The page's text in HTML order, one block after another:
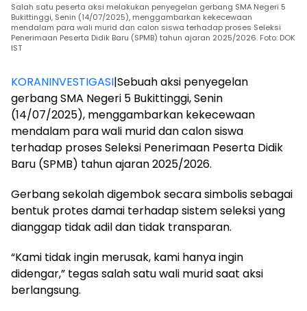
Salah satu peserta aksi melakukan penyegelan gerbang SMA Negeri 5
Bukittinggi, Senin (14/07/2025), menggambarkan kekecewaan
mendalam para wali murid dan calon siswa terhadap proses Seleksi
Penerimaan Peserta Didik Baru (SPMB) tahun ajaran 2025/2026. Foto: DOK
IST
KORANINVESTIGASI|Sebuah aksi penyegelan
gerbang SMA Negeri 5 Bukittinggi, Senin
(14/07/2025), menggambarkan kekecewaan
mendalam para wali murid dan calon siswa
terhadap proses Seleksi Penerimaan Peserta Didik
Baru (SPMB) tahun ajaran 2025/2026.
Gerbang sekolah digembok secara simbolis sebagai
bentuk protes damai terhadap sistem seleksi yang
dianggap tidak adil dan tidak transparan.
“Kami tidak ingin merusak, kami hanya ingin
didengar,” tegas salah satu wali murid saat aksi
berlangsung.